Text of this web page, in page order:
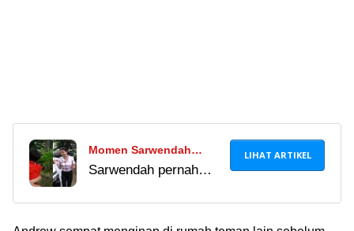
Momen Sarwendah
Hadiahkan Mobil Mewah
Sarwendah pernah
LIHAT ARTIKEL